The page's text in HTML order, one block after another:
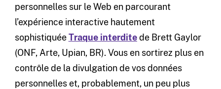
personnelles sur le Web en parcourant
l’expérience interactive hautement
sophistiquéeTraque interdite de Brett Gaylor
(ONF, Arte, Upian, BR). Vous en sortirez plus en
contrôle de la divulgation de vos données
personnelles et, probablement, un peu plus